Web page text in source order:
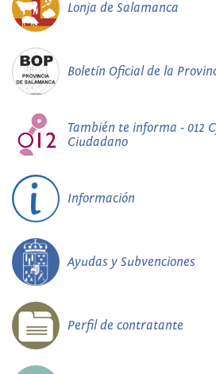
Lonja de Salamanca
Boletín Oficial de la
También te informa - 012
Ciudadano
Información
Ayudas y Subvenciones
Perfil de contratante